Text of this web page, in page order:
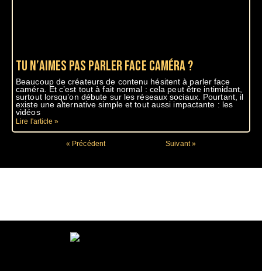
Tu n’aimes pas parler face caméra ?
Beaucoup de créateurs de contenu hésitent à parler face
caméra. Et c’est tout à fait normal : cela peut être intimidant,
surtout lorsqu’on débute sur les réseaux sociaux. Pourtant, il
existe une alternative simple et tout aussi impactante : les
vidéos
Lire l'article »
« Précédent Suivant »